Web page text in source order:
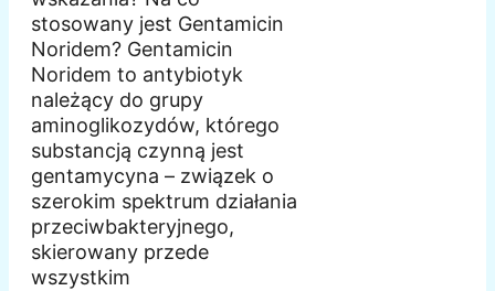
stosowany jest Gentamicin
Noridem? Gentamicin
Noridem to antybiotyk
należący do grupy
aminoglikozydów, którego
substancją czynną jest
gentamycyna – związek o
szerokim spektrum działania
przeciwbakteryjnego,
skierowany przede
wszystkim